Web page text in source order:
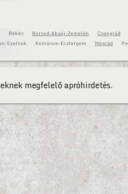
Békés Borsod-Abaúj-Zemplén
Csongrád
Szolnok Komárom-Esztergom Nógrád
megfelelő apróhirdetés.